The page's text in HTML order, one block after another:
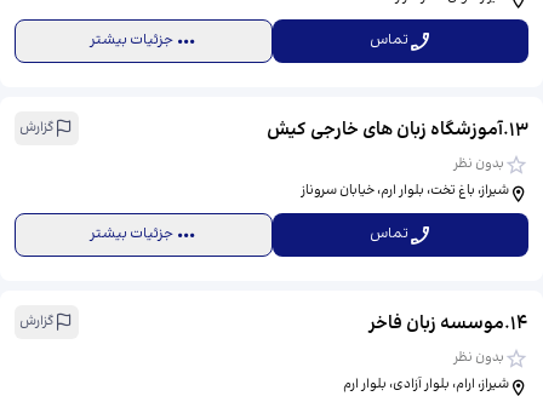
تماس جزئیات بیشتر
13
.آموزشگاه زبان های خارجی کیش
گزارش
بدون نظر
شیراز، باغ تخت، بلوار ارم، خیابان سروناز
تماس جزئیات بیشتر
14
.موسسه زبان فاخر
گزارش
بدون نظر
شیراز، ارام، بلوار آزادی، بلوار ارم